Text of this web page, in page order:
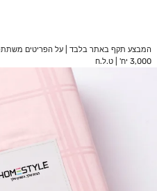
3,000 יח' | ט.ל.ח